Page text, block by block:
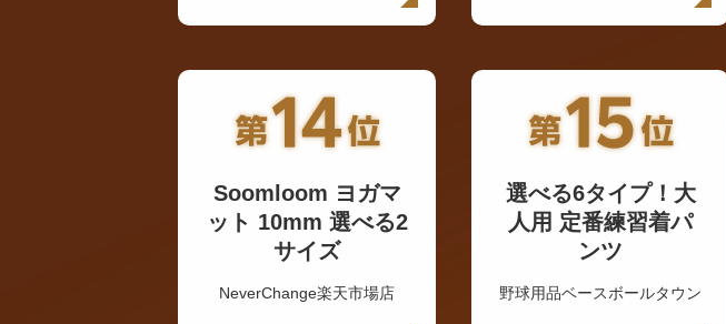
Soomloom ヨガマ
ット 10mm 選べる2
サイズ
NeverChange楽天市場店
選べる6タイプ！大
人用 定番練習着パ
ンツ
野球用品ベースボールタウン